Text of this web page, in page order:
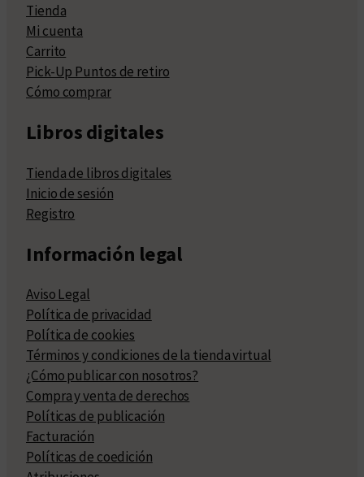
Tienda
Mi cuenta
Carrito
Pick-Up Puntos de retiro
Cómo comprar
Libros digitales
Tienda de libros digitales
Inicio de sesión
Registro
Información legal
Aviso Legal
Política de privacidad
Política de cookies
Términos y condiciones de la tienda virtual
¿Cómo publicar con nosotros?
Compra y venta de derechos
Políticas de publicación
Facturación
Políticas de coedición